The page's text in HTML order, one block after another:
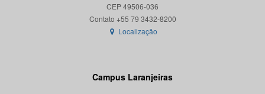
CEP 49506-036
Localização
Campus Laranjeiras